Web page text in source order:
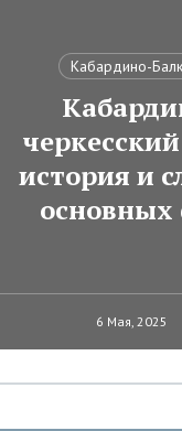
Кабардино-
история и
основных
6 Мая, 2025